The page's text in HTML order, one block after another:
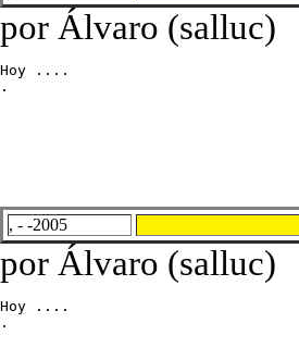
por Álvaro (salluc)
Hoy ....
.
, - -2005
por Álvaro (salluc)
Hoy ....
.